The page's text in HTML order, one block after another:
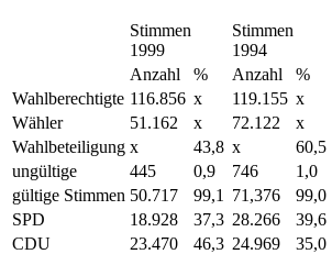
Stimmen
1999
Stimmen
1994
Anzahl
% Anzahl %
Wahlberechtigte 116.856 x 119.155 x
Wähler
51.162 x 72.122 x
Wahlbeteiligung x 43,8 x 60,5
ungültige
445 0,9 746 1,0
gültige Stimmen 50.717 99,1 71,376 99,0
SPD
18.928 37,3 28.266 39,6
CDU
23.470 46,3 24.969 35,0